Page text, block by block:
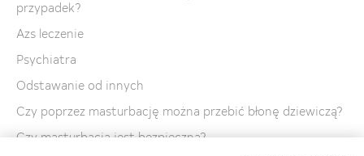
przypadek?
Azs leczenie
Psychiatra
Odstawanie od innych
Czy poprzez masturbację można przebić błonę dziewiczą?
Czy masturbacja jest bezpieczna?